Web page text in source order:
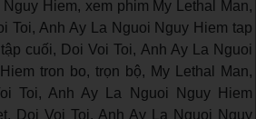
Nguy Hiem, xem phim My Lethal Man,
Toi, Anh Ay La Nguoi Nguy Hiem tap
cuối, Doi Voi Toi, Anh Ay La Nguoi
tron bo, trọn bộ, My Lethal Man,
Toi, Anh Ay La Nguoi Nguy Hiem
Doi Voi Toi, Anh Ay La Nguoi Nguy